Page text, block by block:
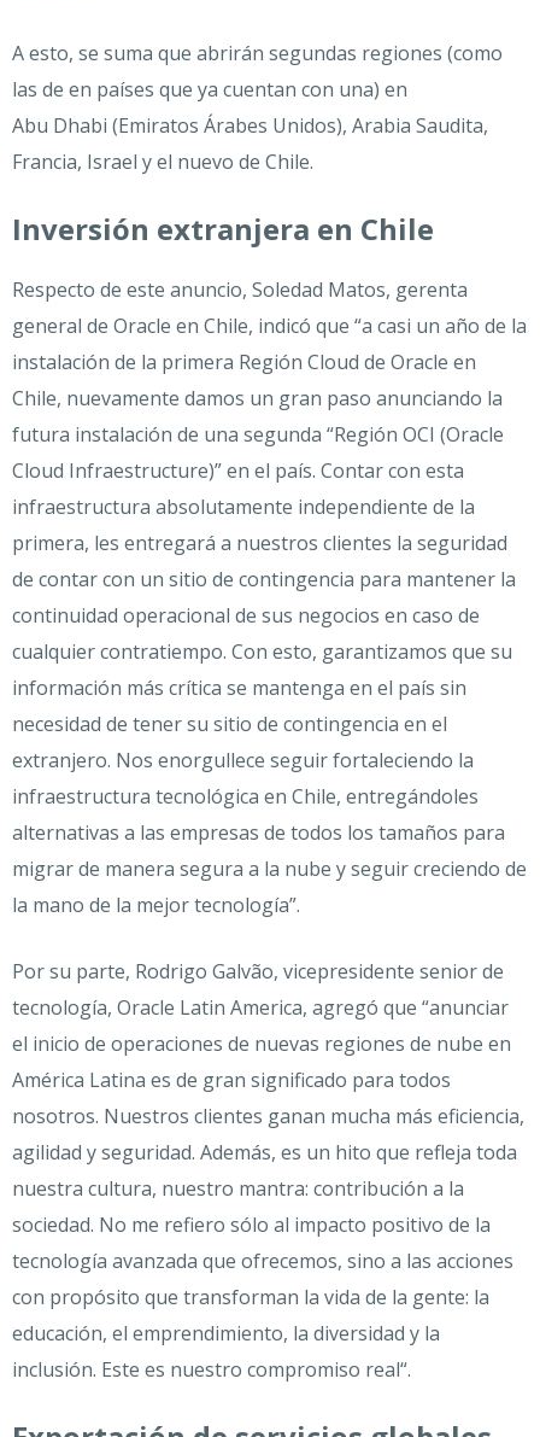
A esto, se suma que abrirán segundas regiones (como
las de en países que ya cuentan con una) en
Abu Dhabi (Emiratos Árabes Unidos), Arabia Saudita,
Francia, Israel y el nuevo de Chile.
Inversión extranjera en Chile
Respecto de este anuncio, Soledad Matos, gerenta
general de Oracle en Chile, indicó que “a casi un año de la
instalación de la primera Región Cloud de Oracle en
Chile, nuevamente damos un gran paso anunciando la
futura instalación de una segunda “Región OCI (Oracle
Cloud Infraestructure)” en el país. Contar con esta
infraestructura absolutamente independiente de la
primera, les entregará a nuestros clientes la seguridad
de contar con un sitio de contingencia para mantener la
continuidad operacional de sus negocios en caso de
cualquier contratiempo. Con esto, garantizamos que su
información más crítica se mantenga en el país sin
necesidad de tener su sitio de contingencia en el
extranjero. Nos enorgullece seguir fortaleciendo la
infraestructura tecnológica en Chile, entregándoles
alternativas a las empresas de todos los tamaños para
migrar de manera segura a la nube y seguir creciendo de
la mano de la mejor tecnología”.
Por su parte, Rodrigo Galvão, vicepresidente senior de
tecnología, Oracle Latin America, agregó que “anunciar
el inicio de operaciones de nuevas regiones de nube en
América Latina es de gran significado para todos
nosotros. Nuestros clientes ganan mucha más eficiencia,
agilidad y seguridad. Además, es un hito que refleja toda
nuestra cultura, nuestro mantra: contribución a la
sociedad. No me refiero sólo al impacto positivo de la
tecnología avanzada que ofrecemos, sino a las acciones
con propósito que transforman la vida de la gente: la
educación, el emprendimiento, la diversidad y la
inclusión. Este es nuestro compromiso real“.